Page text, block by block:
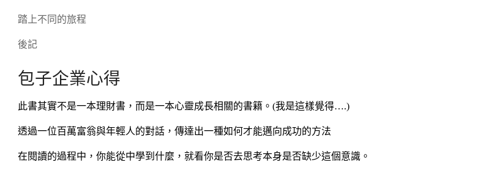
踏上不同的旅程
後記
包子企業心得
此書其實不是一本理財書，而是一本心靈成長相關的書籍。(我是這樣覺得….)
透過一位百萬富翁與年輕人的對話，傳達出一種如何才能邁向成功的方法
在閱讀的過程中，你能從中學到什麼，就看你是否去思考本身是否缺少這個意識。